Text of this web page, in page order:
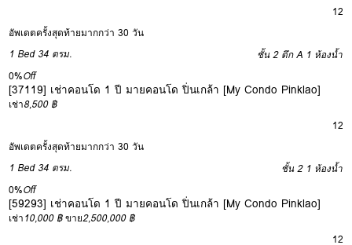
12
อัพเดตครั้งสุดท้ายมากกว่า 30 วัน
1 Bed 34 ตรม. ชั้น 2 ตึก A 1 ห้องน้ำ
0%Off
[37119] เช่าคอนโด 1 ปี มายคอนโด ปิ่นเกล้า [My Condo Pinklao]
เช่า8,500 ฿
12
อัพเดตครั้งสุดท้ายมากกว่า 30 วัน
1 Bed 34 ตรม. ชั้น 2 1 ห้องน้ำ
0%Off
[59293] เช่าคอนโด 1 ปี มายคอนโด ปิ่นเกล้า [My Condo Pinklao]
เช่า10,000 ฿ ขาย2,500,000 ฿
12